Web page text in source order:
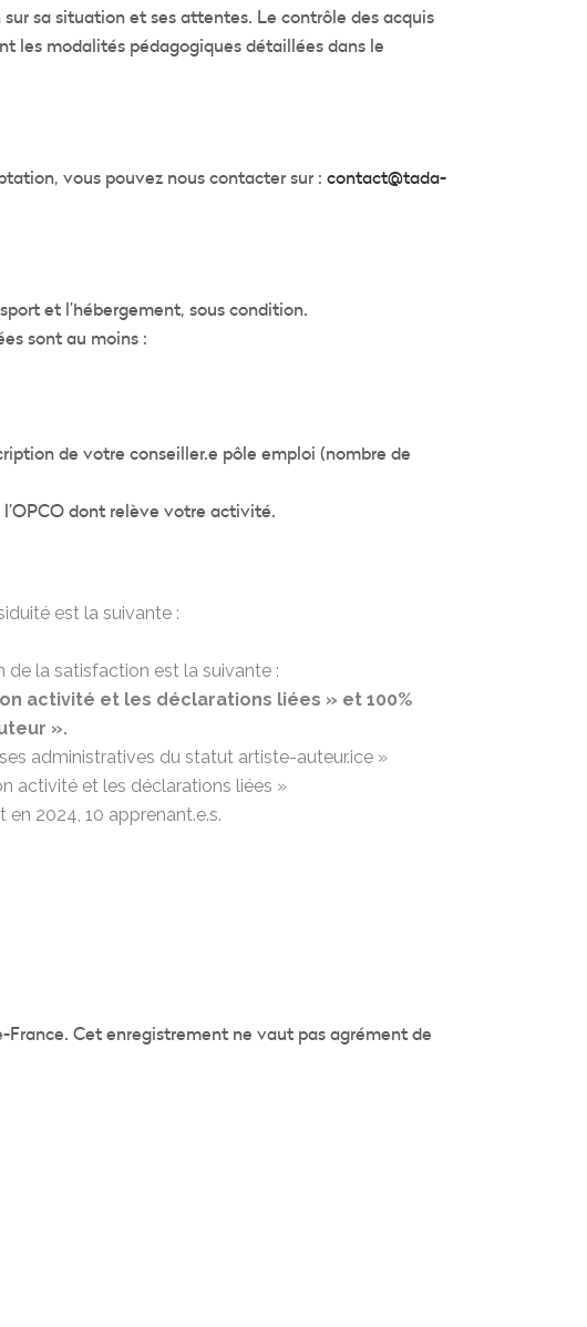
sa situation et ses attentes. Le contrôle des acquis
les modalités pédagogiques détaillées dans le
vous pouvez nous contacter sur : contact@tada-
et l’hébergement, sous condition.
sont au moins :
de votre conseiller.e pôle emploi (nombre de
dont relève votre activité.
est la suivante :
de la satisfaction est la suivante :
activité et les déclarations liées » et 100%
».
administratives du statut artiste-auteur.ice »
activité et les déclarations liées »
2024, 10 apprenant.e.s.
France. Cet enregistrement ne vaut pas agrément de